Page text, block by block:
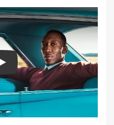
Play